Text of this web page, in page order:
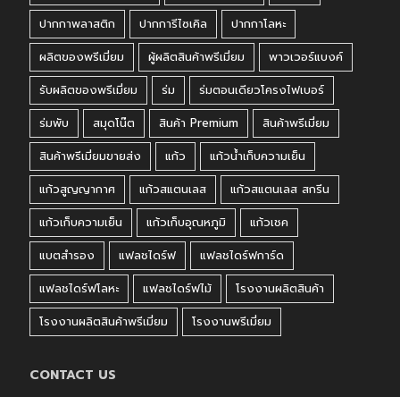
ปากกาพลาสติก
ปากการีไซเคิล
ปากกาโลหะ
ผลิตของพรีเมี่ยม
ผู้ผลิตสินค้าพรีเมี่ยม
พาวเวอร์แบงค์
รับผลิตของพรีเมี่ยม
ร่ม
ร่มตอนเดียวโครงไฟเบอร์
ร่มพับ
สมุดโน๊ต สินค้า Premium
สินค้าพรีเมี่ยม
สินค้าพรีเมี่ยมขายส่ง
แก้ว
แก้วน้ำเก็บความเย็น
แก้วสูญญากาศ
แก้วสแตนเลส
แก้วสแตนเลส สกรีน
แก้วเก็บความเย็น
แก้วเก็บอุณหภูมิ
แก้วเชค
แบตสำรอง
แฟลชไดร์ฟ
แฟลชไดร์ฟการ์ด
แฟลชไดร์ฟโลหะ
แฟลชไดร์ฟไม้
โรงงานผลิตสินค้า
โรงงานผลิตสินค้าพรีเมี่ยม
โรงงานพรีเมี่ยม
CONTACT US